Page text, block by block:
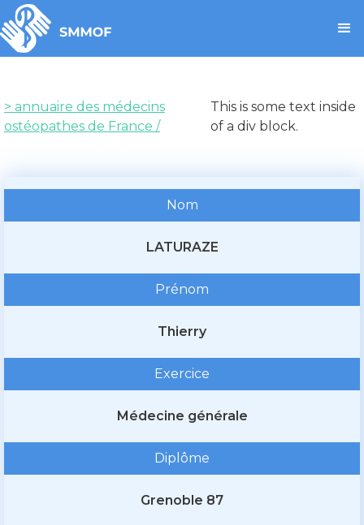
> annuaire des médecins
ostéopathes de France /
This is some text inside
of a div block.
Nom
LATURAZE
Prénom
Thierry
Exercice
Médecine générale
Diplôme
Grenoble 87